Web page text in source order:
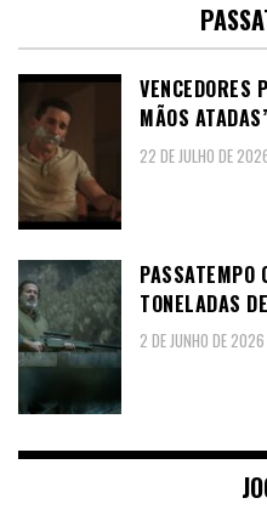
VENCEDORES
MÃOS
22 DE JULHO DE
PASSATEMPO
TONELADAS
2 DE JUNHO DE 2026